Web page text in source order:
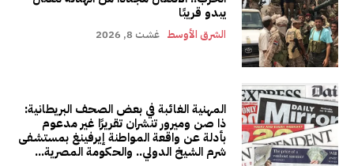
يبدو قريبًا
الشرق الأوسط غشت 8, 2026
المهنية الغائبة في بعض الصحف البريطانية:
ذا صن وميرور تنشران تقريرًا غير مدعوم
بأدلة عن واقعة المواطنة إيرفينغ بمستشفى
شرم الشيخ الدولي.. والحكومة المصرية...